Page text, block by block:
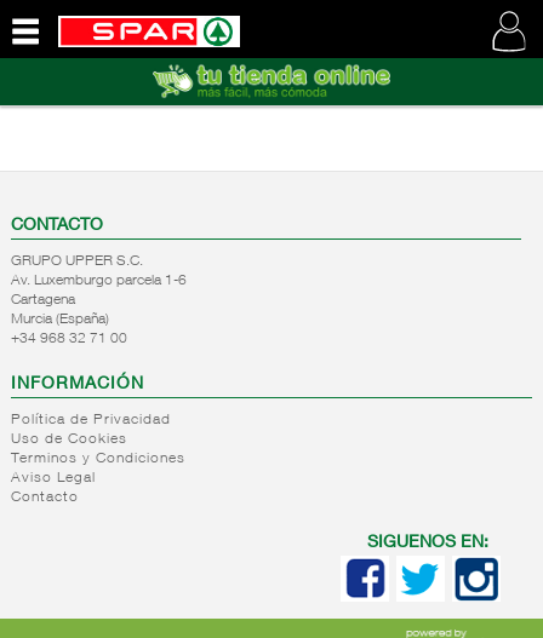
SOMOS
CONTACTO
GRUPO UPPER S.C.
Av. Luxemburgo parcela 1-6
Cartagena
Murcia (España)
+34 968 32 71 00
INFORMACIÓN
Política de Privacidad
Uso de Cookies
Terminos y Condiciones
Aviso Legal
Contacto
SIGUENOS EN: